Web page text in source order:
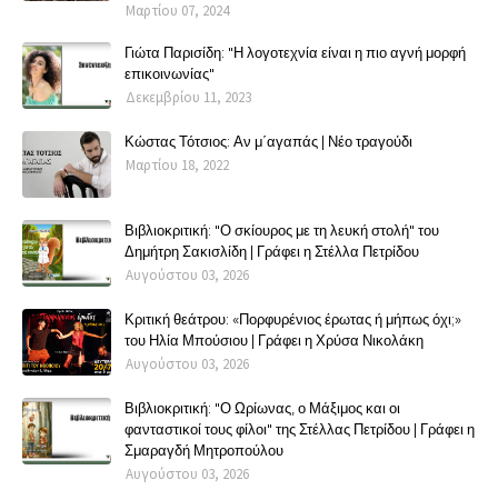
Μαρτίου 07, 2024
Γιώτα Παρισίδη: "Η λογοτεχνία είναι η πιο αγνή μορφή
επικοινωνίας"
Δεκεμβρίου 11, 2023
Κώστας Τότσιος: Αν μ΄αγαπάς | Νέο τραγούδι
Μαρτίου 18, 2022
Βιβλιοκριτική: "Ο σκίουρος με τη λευκή στολή" του
Δημήτρη Σακισλίδη | Γράφει η Στέλλα Πετρίδου
Αυγούστου 03, 2026
Κριτική θεάτρου: «Πορφυρένιος έρωτας ή μήπως όχι;»
του Ηλία Μπούσιου | Γράφει η Χρύσα Νικολάκη
Αυγούστου 03, 2026
Βιβλιοκριτική: "Ο Ωρίωνας, ο Μάξιμος και οι
φανταστικοί τους φίλοι" της Στέλλας Πετρίδου | Γράφει η
Σμαραγδή Μητροπούλου
Αυγούστου 03, 2026